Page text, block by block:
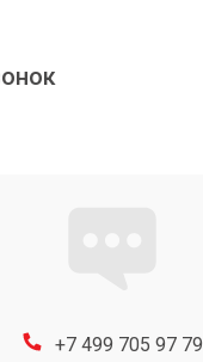
+7 499 705 97 79